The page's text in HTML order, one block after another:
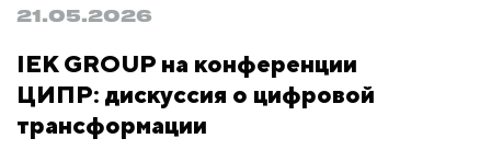
21.05.2026
IEK GROUP на конференции
ЦИПР: дискуссия о цифровой
трансформации